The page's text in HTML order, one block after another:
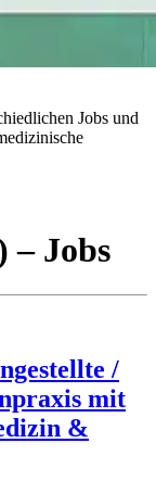
Jobs und
– Jobs
/
mit
&